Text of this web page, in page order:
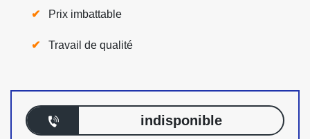
Prix imbattable
Travail de qualité
indisponible